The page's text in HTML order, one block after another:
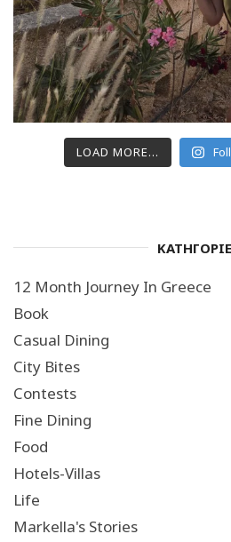
LOAD MORE...
12 Month Journey In Greece
Book
Casual Dining
City Bites
Contests
Fine Dining
Food
Hotels-Villas
Life
Markella's Stories